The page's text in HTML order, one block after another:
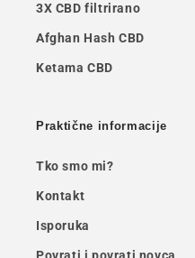
3X CBD filtrirano
Afghan Hash CBD
Ketama CBD
Praktične informacije
Tko smo mi?
Kontakt
Isporuka